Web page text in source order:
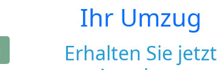
Ihr Umzug
Erhalten Sie jetzt